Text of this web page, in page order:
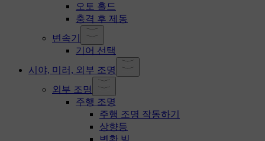
오토 홀드
충격 후 제동
변속기
기어 선택
시야, 미러, 외부 조명
외부 조명
주행 조명
주행 조명 작동하기
상향등
변환 빔